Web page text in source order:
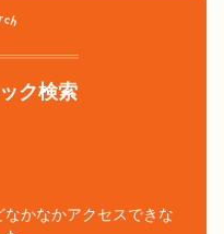
ク検索
かなかアクセスできな